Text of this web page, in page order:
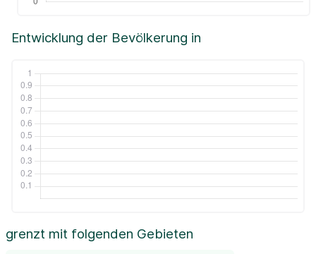
Entwicklung der Bevölkerung in
grenzt mit folgenden Gebieten